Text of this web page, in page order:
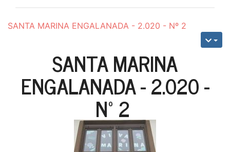
SANTA MARINA ENGALANADA - 2.020 - Nº 2
SANTA MARINA
ENGALANADA - 2.020 -
Nº 2